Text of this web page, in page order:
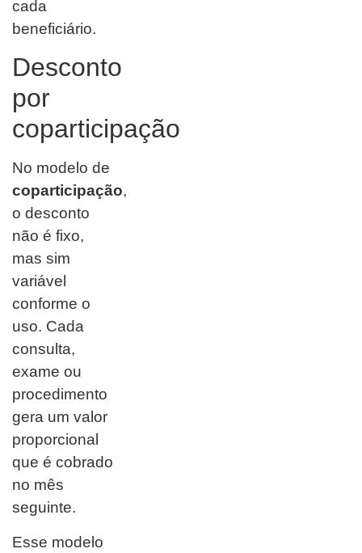
cada
beneficiário.
Desconto
por
coparticipação
No modelo de
coparticipação,
o desconto
não é fixo,
mas sim
variável
conforme o
uso. Cada
consulta,
exame ou
procedimento
gera um valor
proporcional
que é cobrado
no mês
seguinte.
Esse modelo